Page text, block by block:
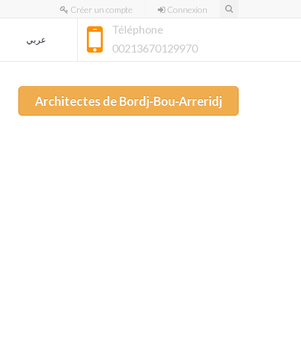
Créer un compte Connexion
Téléphone
00213670129970
Architectes de Bordj-Bou-Arreridj